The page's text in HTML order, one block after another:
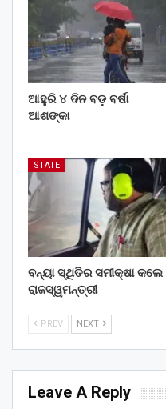
ଆହୁରି ୪ ଦିନ ବଡ଼ ବର୍ଷା
ଆଶଙ୍କା
STATE
ବନ୍ୟା ସ୍ଥିତିର ସମୀକ୍ଷା କଲେ
ରାଜସ୍ୱମନ୍ତ୍ରୀ
PREV NEXT
Leave A Reply